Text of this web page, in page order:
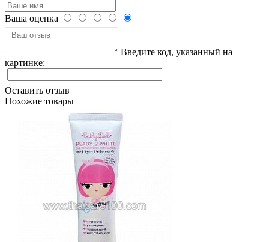
Ваша оценка
Введите код, указанный на
картинке:
Оставить отзыв
Похожие товары